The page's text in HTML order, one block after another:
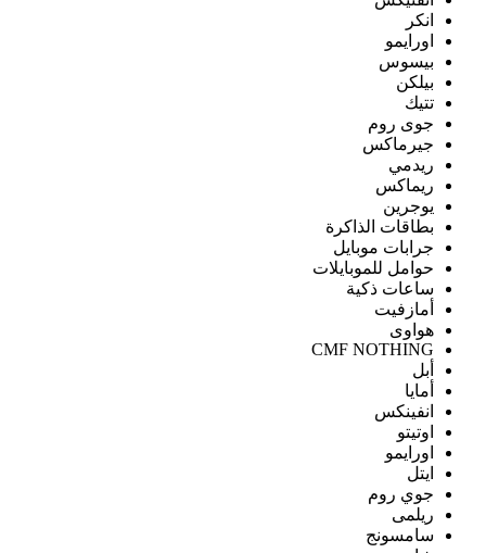
انكر
اورايمو
بيسوس
بيلكن
تتيك
جوى روم
جيرماكس
ريدمي
ريماكس
يوجرين
بطاقات الذاكرة
جرابات موبايل
حوامل للموبايلات
ساعات ذكية
أمازفيت
هواوى
CMF NOTHING
أبل
أمايا
انفينكس
اوتيتو
اورايمو
ايتل
جوي روم
ريلمى
سامسونج